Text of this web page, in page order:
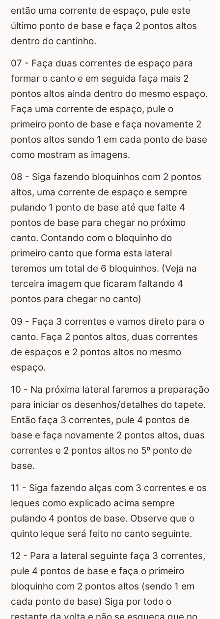
então uma corrente de espaço, pule este
último ponto de base e faça 2 pontos altos
dentro do cantinho.
07 - Faça duas correntes de espaço para
formar o canto e em seguida faça mais 2
pontos altos ainda dentro do mesmo espaço.
Faça uma corrente de espaço, pule o
primeiro ponto de base e faça novamente 2
pontos altos sendo 1 em cada ponto de base
como mostram as imagens.
08 - Siga fazendo bloquinhos com 2 pontos
altos, uma corrente de espaço e sempre
pulando 1 ponto de base até que falte 4
pontos de base para chegar no próximo
canto. Contando com o bloquinho do
primeiro canto que forma esta lateral
teremos um total de 6 bloquinhos. (Veja na
terceira imagem que ficaram faltando 4
pontos para chegar no canto)
09 - Faça 3 correntes e vamos direto para o
canto. Faça 2 pontos altos, duas correntes
de espaços e 2 pontos altos no mesmo
espaço.
10 - Na próxima lateral faremos a preparação
para iniciar os desenhos/detalhes do tapete.
Então faça 3 correntes, pule 4 pontos de
base e faça novamente 2 pontos altos, duas
correntes e 2 pontos altos no 5º ponto de
base.
11 - Siga fazendo alças com 3 correntes e os
leques como explicado acima sempre
pulando 4 pontos de base. Observe que o
quinto leque será feito no canto seguinte.
12 - Para a lateral seguinte faça 3 correntes,
pule 4 pontos de base e faça o primeiro
bloquinho com 2 pontos altos (sendo 1 em
cada ponto de base) Siga por todo o